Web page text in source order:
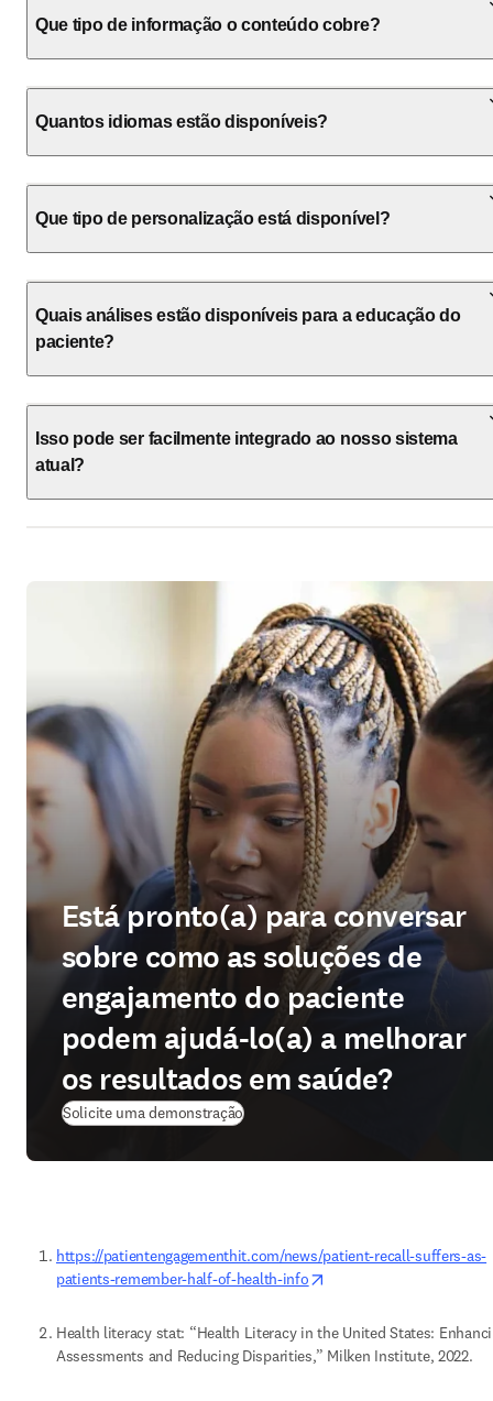
Que tipo de informação o conteúdo cobre?
Quantos idiomas estão disponíveis?
Que tipo de personalização está disponível?
Quais análises estão disponíveis para a educação do
paciente?
Isso pode ser facilmente integrado ao nosso sistema
atual?
Está pronto(a) para conversar
sobre como as soluções de
engajamento do paciente
podem ajudá-lo(a) a melhorar
os resultados em saúde?
Solicite uma demonstração
https://patientengagementhit.com/news/patient-recall-suffers-as-
patients-remember-half-of-health-info
Health literacy stat: “Health Literacy in the United States:
Assessments and Reducing Disparities,” Milken Institute, 2022.